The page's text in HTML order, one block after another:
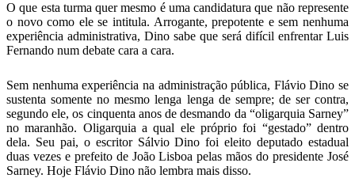
O que esta turma quer mesmo é uma candidatura que não represente
o novo como ele se intitula. Arrogante, prepotente e sem nenhuma
experiência administrativa, Dino sabe que será difícil enfrentar Luis
Fernando num debate cara a cara.
Sem nenhuma experiência na administração pública, Flávio Dino se
sustenta somente no mesmo lenga lenga de sempre; de ser contra,
segundo ele, os cinquenta anos de desmando da “oligarquia Sarney”
no maranhão. Oligarquia a qual ele próprio foi “gestado” dentro
dela. Seu pai, o escritor Sálvio Dino foi eleito deputado estadual
duas vezes e prefeito de João Lisboa pelas mãos do presidente José
Sarney. Hoje Flávio Dino não lembra mais disso.